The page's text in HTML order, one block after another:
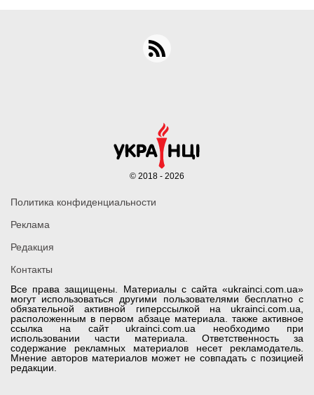
Все права защищены. Материалы с сайта «ukrainci.com.ua»
могут использоваться другими пользователями бесплатно с
обязательной активной гиперссылкой на ukrainci.com.ua,
расположенным в первом абзаце материала. также активное
ссылка на сайт ukrainci.com.ua необходимо при
использовании части материала. Ответственность за
содержание рекламных материалов несет рекламодатель.
Мнение авторов материалов может не совпадать с позицией
редакции.
Политика конфиденциальности
Реклама
Редакция
Контакты
© 2018 - 2026